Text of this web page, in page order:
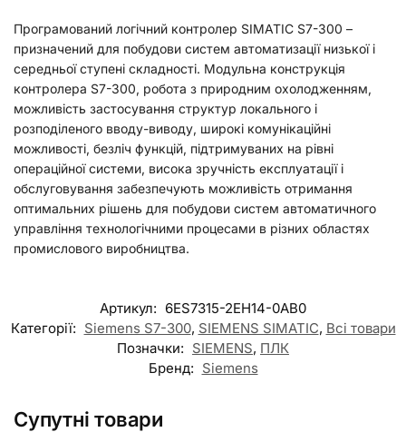
Програмований логічний контролер SIMATIC S7-300 –
призначений для побудови систем автоматизації низької і
середньої ступені складності. Модульна конструкція
контролера S7-300, робота з природним охолодженням,
можливість застосування структур локального і
розподіленого вводу-виводу, широкі комунікаційні
можливості, безліч функцій, підтримуваних на рівні
операційної системи, висока зручність експлуатації і
обслуговування забезпечують можливість отримання
оптимальних рішень для побудови систем автоматичного
управління технологічними процесами в різних областях
промислового виробництва.
Артикул: 6ES7315-2EH14-0AB0
Категорії: Siemens S7-300, SIEMENS SIMATIC, Всі товари
Позначки: SIEMENS, ПЛК
Бренд: Siemens
Супутні товари